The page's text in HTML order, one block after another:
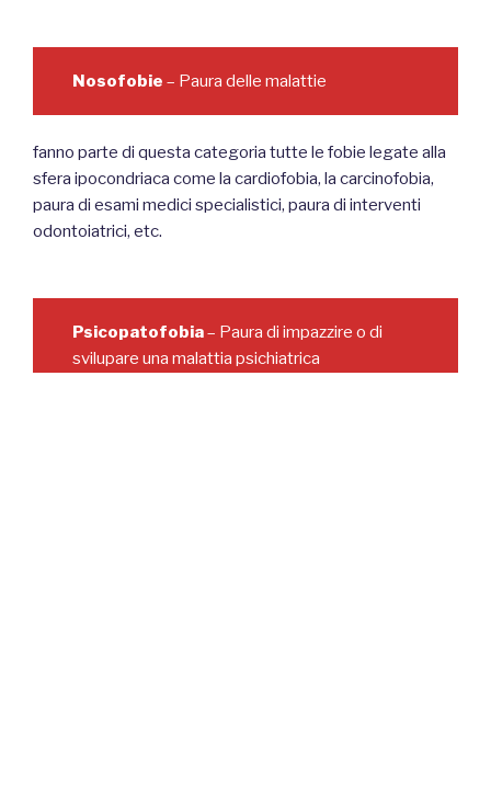
Nosofobie – Paura delle malattie
fanno parte di questa categoria tutte le fobie legate alla
sfera ipocondriaca come la cardiofobia, la carcinofobia,
paura di esami medici specialistici, paura di interventi
odontoiatrici, etc.
Psicopatofobia– Paura di impazzire o di
svilupare una malattia psichiatrica